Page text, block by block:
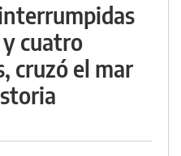
cuatro
cruzó el mar